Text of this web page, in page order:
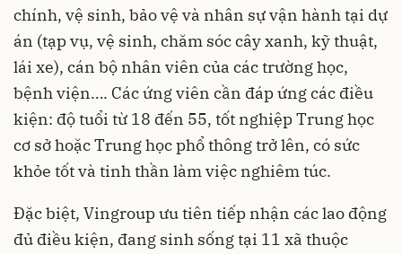
chính, vệ sinh, bảo vệ và nhân sự vận hành tại dự
án (tạp vụ, vệ sinh, chăm sóc cây xanh, kỹ thuật,
lái xe), cán bộ nhân viên của các trường học,
bệnh viện…. Các ứng viên cần đáp ứng các điều
kiện: độ tuổi từ 18 đến 55, tốt nghiệp Trung học
cơ sở hoặc Trung học phổ thông trở lên, có sức
khỏe tốt và tinh thần làm việc nghiêm túc.
Đặc biệt, Vingroup ưu tiên tiếp nhận các lao động
đủ điều kiện, đang sinh sống tại 11 xã thuộc